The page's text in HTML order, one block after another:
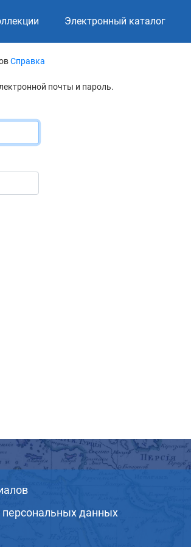
Электронный каталог
Справка
почты и пароль.
данных